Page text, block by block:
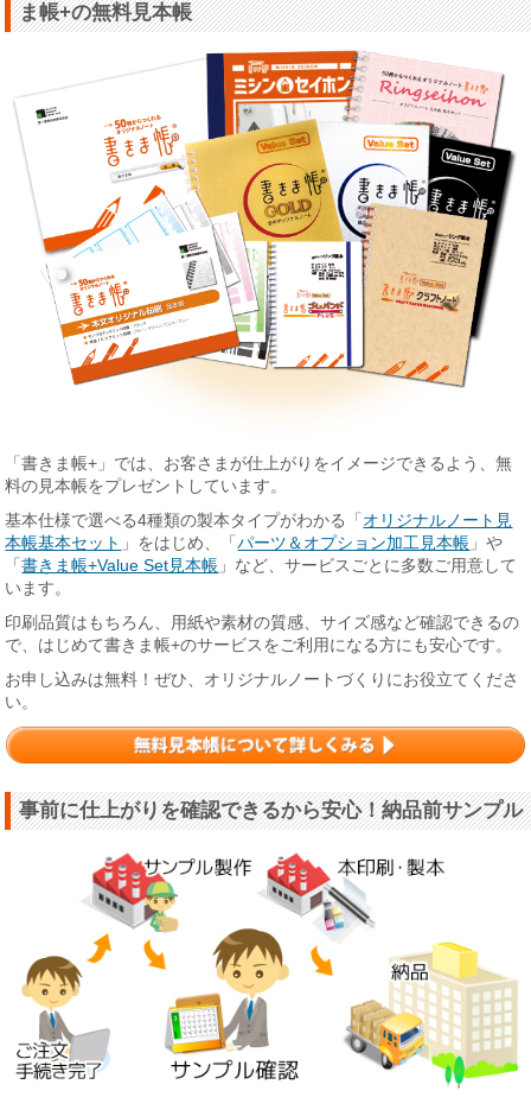
ま帳+の無料見本帳
「書きま帳+」では、お客さまが仕上がりをイメージできるよう、無
料の見本帳をプレゼントしています。
基本仕様で選べる4種類の製本タイプがわかる「 オリジナルノート見
本帳基本セット 」をはじめ、「パーツ＆オプション加工見本帳 」や
「書きま帳+Value Set見本帳 」など、サービスごとに多数ご用意して
います。
印刷品質はもちろん、用紙や素材の質感、サイズ感など確認できるの
で、はじめて書きま帳+のサービスをご利用になる方にも安心です。
お申し込みは無料！ぜひ、オリジナルノートづくりにお役立てくださ
い。
事前に仕上がりを確認できるから安心！納品前サンプル